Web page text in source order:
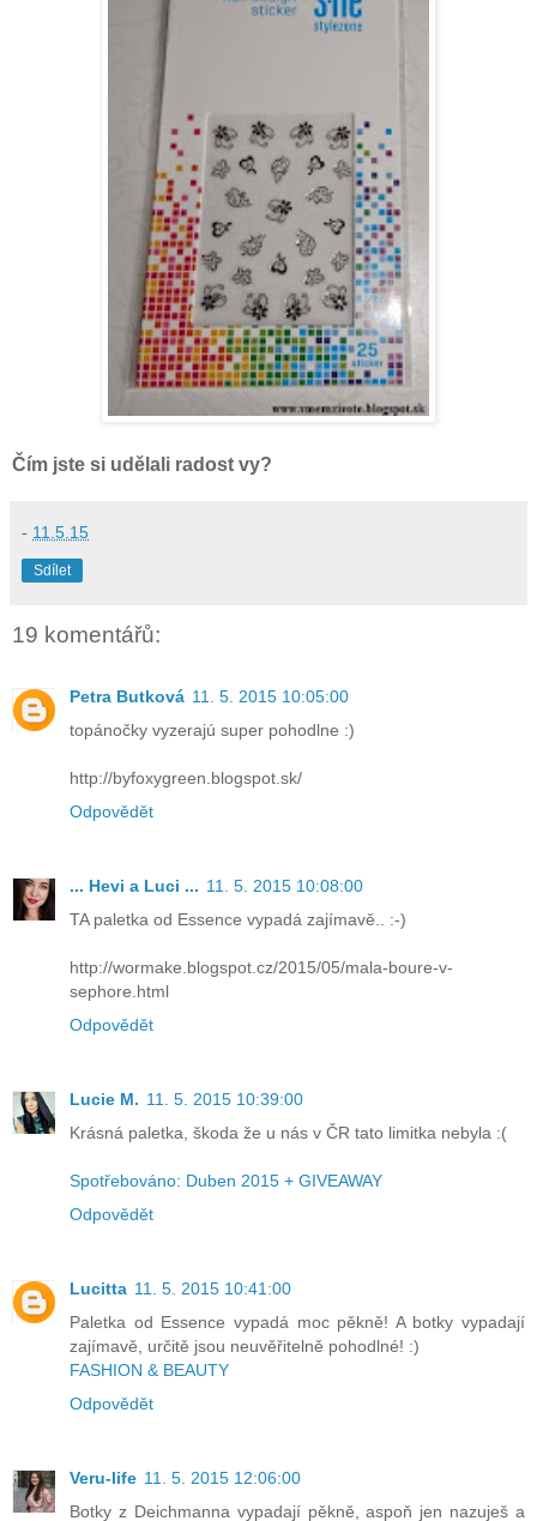
Čím jste si udělali radost vy?
- 11.5.15
Sdílet
19 komentářů:
Petra Butková 11. 5. 2015 10:05:00
topánočky vyzerajú super pohodlne :)
http://byfoxygreen.blogspot.sk/
Odpovědět
... Hevi a Luci ... 11. 5. 2015 10:08:00
TA paletka od Essence vypadá zajímavě.. :-)
http://wormake.blogspot.cz/2015/05/mala-boure-v-
sephore.html
Odpovědět
Lucie M. 11. 5. 2015 10:39:00
Krásná paletka, škoda že u nás v ČR tato limitka nebyla :(
Spotřebováno: Duben 2015 + GIVEAWAY
Odpovědět
Lucitta 11. 5. 2015 10:41:00
Paletka od Essence vypadá moc pěkně! A botky vypadají
zajímavě, určitě jsou neuvěřitelně pohodlné! :)
FASHION & BEAUTY
Odpovědět
Veru-life 11. 5. 2015 12:06:00
Botky z Deichmanna vypadají pěkně, aspoň jen nazuješ a